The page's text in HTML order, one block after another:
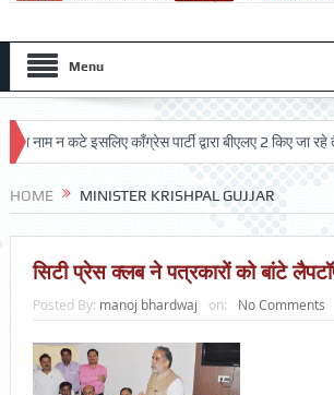
Menu
न कटे इसलिए काँग्रेस पार्टी द्वारा बीएलए 2 किए जा रहे
HOME MINISTER KRISHPAL GUJJAR
सिटी प्रेस क्लब ने पत्रकारों को बांटे
Posted By: manoj bhardwaj on: No Comments